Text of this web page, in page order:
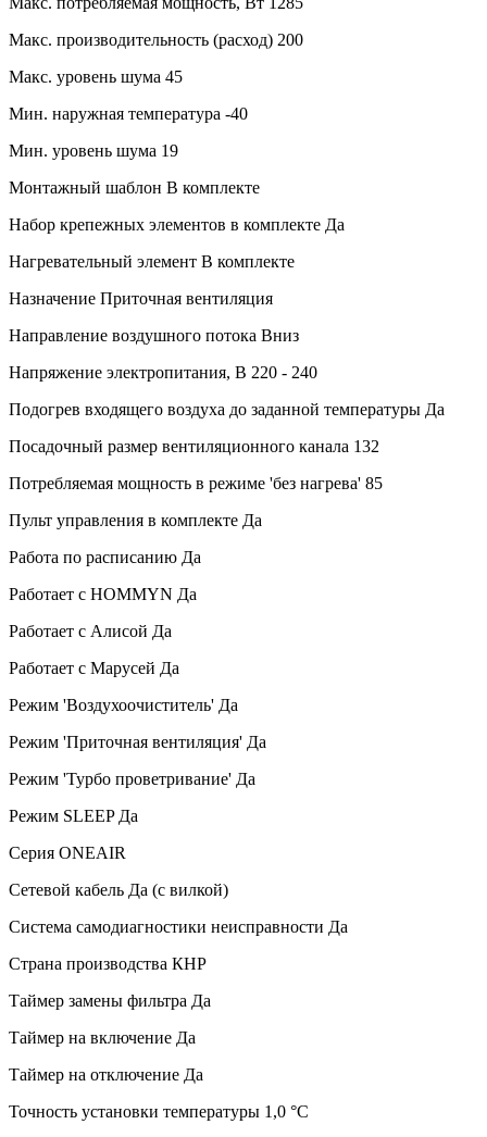
Макс. производительность (расход) 200
Макс. уровень шума 45
Мин. наружная температура -40
Мин. уровень шума 19
Монтажный шаблон В комплекте
Набор крепежных элементов в комплекте Да
Нагревательный элемент В комплекте
Назначение Приточная вентиляция
Направление воздушного потока Вниз
Напряжение электропитания, В 220 - 240
Подогрев входящего воздуха до заданной температуры Да
Посадочный размер вентиляционного канала 132
Потребляемая мощность в режиме 'без нагрева' 85
Пульт управления в комплекте Да
Работа по расписанию Да
Работает с HOMMYN Да
Работает с Алисой Да
Работает с Марусей Да
Режим 'Воздухоочиститель' Да
Режим 'Приточная вентиляция' Да
Режим 'Турбо проветривание' Да
Режим SLEEP Да
Серия ONEAIR
Сетевой кабель Да (с вилкой)
Система самодиагностики неисправности Да
Страна производства КНР
Таймер замены фильтра Да
Таймер на включение Да
Таймер на отключение Да
Точность установки температуры 1,0 °С